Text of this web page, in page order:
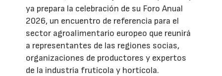
ya prepara la celebración de su Foro Anual
2026, un encuentro de referencia para el
sector agroalimentario europeo que reunirá
a representantes de las regiones socias,
organizaciones de productores y expertos
de la industria frutícola y hortícola.